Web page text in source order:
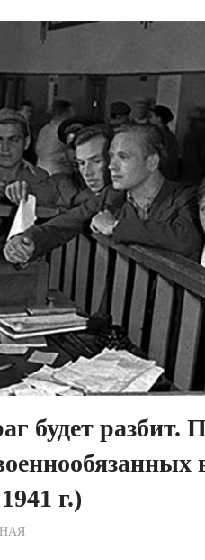
будет разбит.
г.)